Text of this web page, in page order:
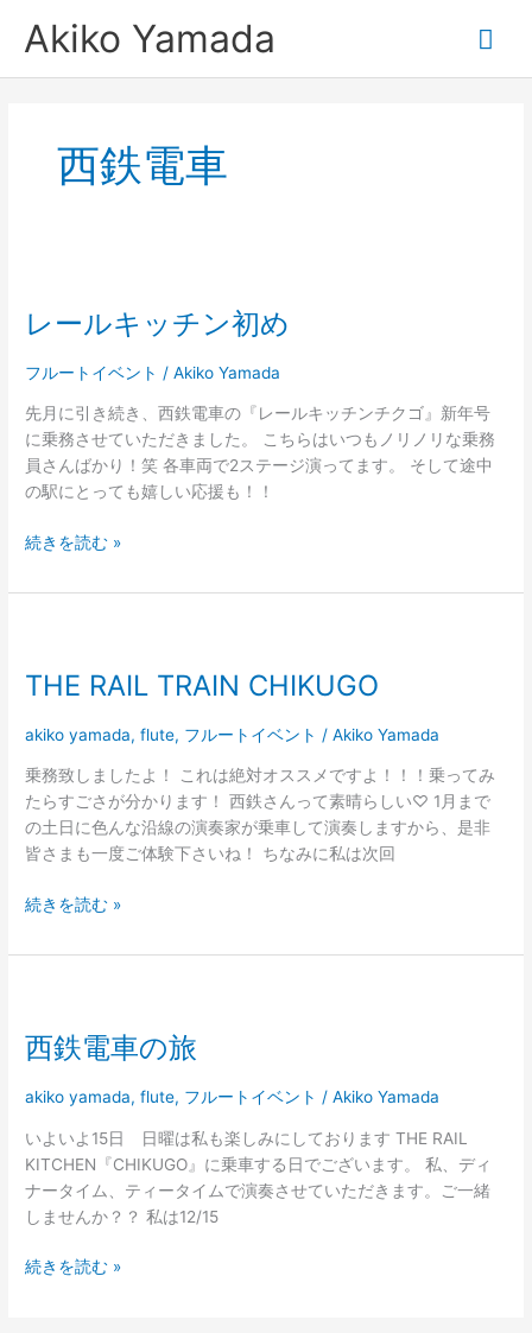
Akiko Yamada
メ
イ
西鉄電車
レールキッチン初め
フルートイベント /Akiko Yamada
先月に引き続き、西鉄電車の『レールキッチンチクゴ』新年号
に乗務させていただきました。 こちらはいつもノリノリな乗務
員さんばかり！笑 各車両で2ステージ演ってます。 そして途中
の駅にとっても嬉しい応援も！！
ル
ッ
ン
初
め
続きを読む »
THE RAIL TRAIN CHIKUGO
akiko yamada,flute, フルートイベント /Akiko Yamada
乗務致しましたよ！ これは絶対オススメですよ！！！乗ってみ
たらすごさが分かります！ 西鉄さんって素晴らしい♡ 1月まで
の土日に色んな沿線の演奏家が乗車して演奏しますから、是非
皆さまも一度ご体験下さいね！ ちなみに私は次回
TRAIN
続きを読む »
西鉄電車の旅
akiko yamada,flute, フルートイベント /Akiko Yamada
いよいよ15日 日曜は私も楽しみにしております THE RAIL
KITCHEN『CHIKUGO』に乗車する日でございます。 私、ディ
ナータイム、ティータイムで演奏させていただきます。ご一緒
しませんか？？ 私は12/15
電
の
続きを読む »